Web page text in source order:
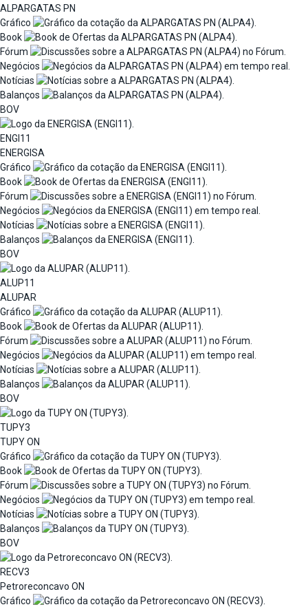
ALPARGATAS PN
Gráfico
Book
Fórum
Negócios
Notícias
Balanços
BOV
ENGI11
ENERGISA
Gráfico
Book
Fórum
Negócios
Notícias
Balanços
BOV
ALUP11
ALUPAR
Gráfico
Book
Fórum
Negócios
Notícias
Balanços
BOV
TUPY3
TUPY ON
Gráfico
Book
Fórum
Negócios
Notícias
Balanços
BOV
RECV3
Petroreconcavo ON
Gráfico